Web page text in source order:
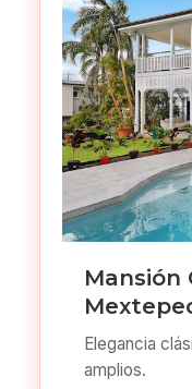
Mansión
Elegancia
amplios.